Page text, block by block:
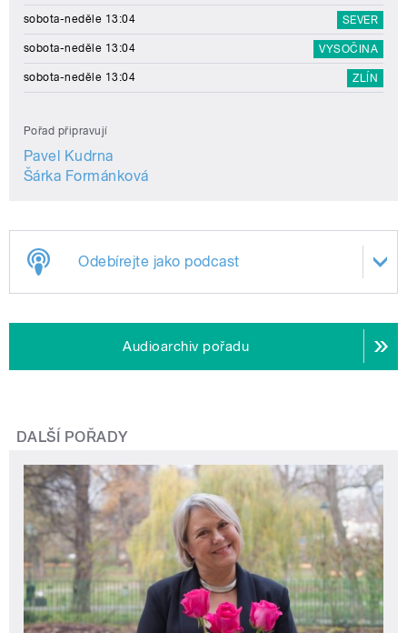
sobota-neděle 13:04 SEVER
sobota-neděle 13:04 VYSOČINA
sobota-neděle 13:04 ZLÍN
Pořad připravují
Pavel Kudrna
Šárka Formánková
Odebírejte jako podcast
Audioarchiv pořadu
DALŠÍ POŘADY